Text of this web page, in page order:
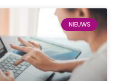
NIEUWS